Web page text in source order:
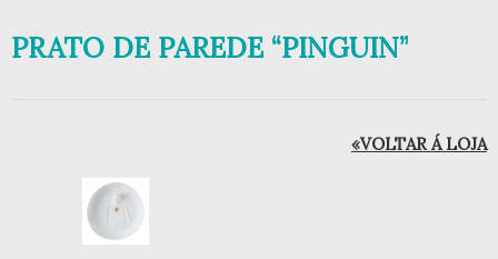
PRATO DE PAREDE “PINGUIN”
«VOLTAR Á LOJA